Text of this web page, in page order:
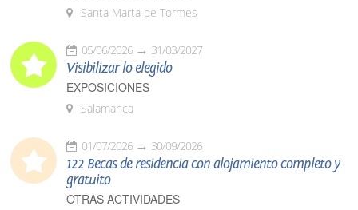
Santa Marta de Tormes
05/06/2026 31/03/2027
Visibilizar lo elegido
EXPOSICIONES
Salamanca
01/07/2026 30/09/2026
122 Becas de residencia con alojamiento completo y
gratuito
OTRAS ACTIVIDADES